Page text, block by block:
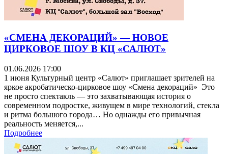
«СМЕНА ДЕКОРАЦИЙ» — НОВОЕ
ЦИРКОВОЕ ШОУ В КЦ «САЛЮТ»
01.06.2026 17:00
1 июня Культурный центр «Салют» приглашает зрителей на
яркое акробатическо-цирковое шоу «Смена декораций» Это
не просто спектакль — это захватывающая история о
современном подростке, живущем в мире технологий, стекла
и ритма большого города… Но однажды его привычная
реальность меняется,...
Подробнее